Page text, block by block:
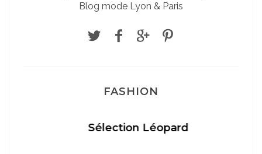
Blog mode Lyon & Paris
FASHION
Sélection Léopard